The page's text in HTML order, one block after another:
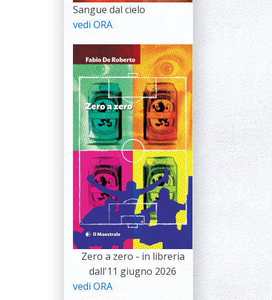
Sangue dal cielo
vedi ORA
Zero a zero - in libreria
dall'11 giugno 2026
vedi ORA